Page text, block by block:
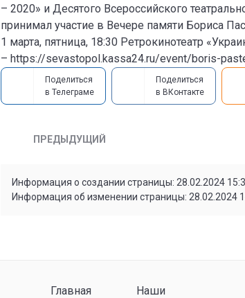
– 2020» и Десятого Всероссийского
принимал участие в Вечере памяти Бориса
1 марта, пятница, 18:30 Ретрокинотеатр
– https://sevastopol.kassa24.ru/event/boris-
Поделиться
в Телеграме
Поделиться
в ВКонтакте
ПРЕДЫДУЩИЙ
Информация о создании страницы: 28.02.2024
Информация об изменении страницы: 28.02.2024
Главная
Наши